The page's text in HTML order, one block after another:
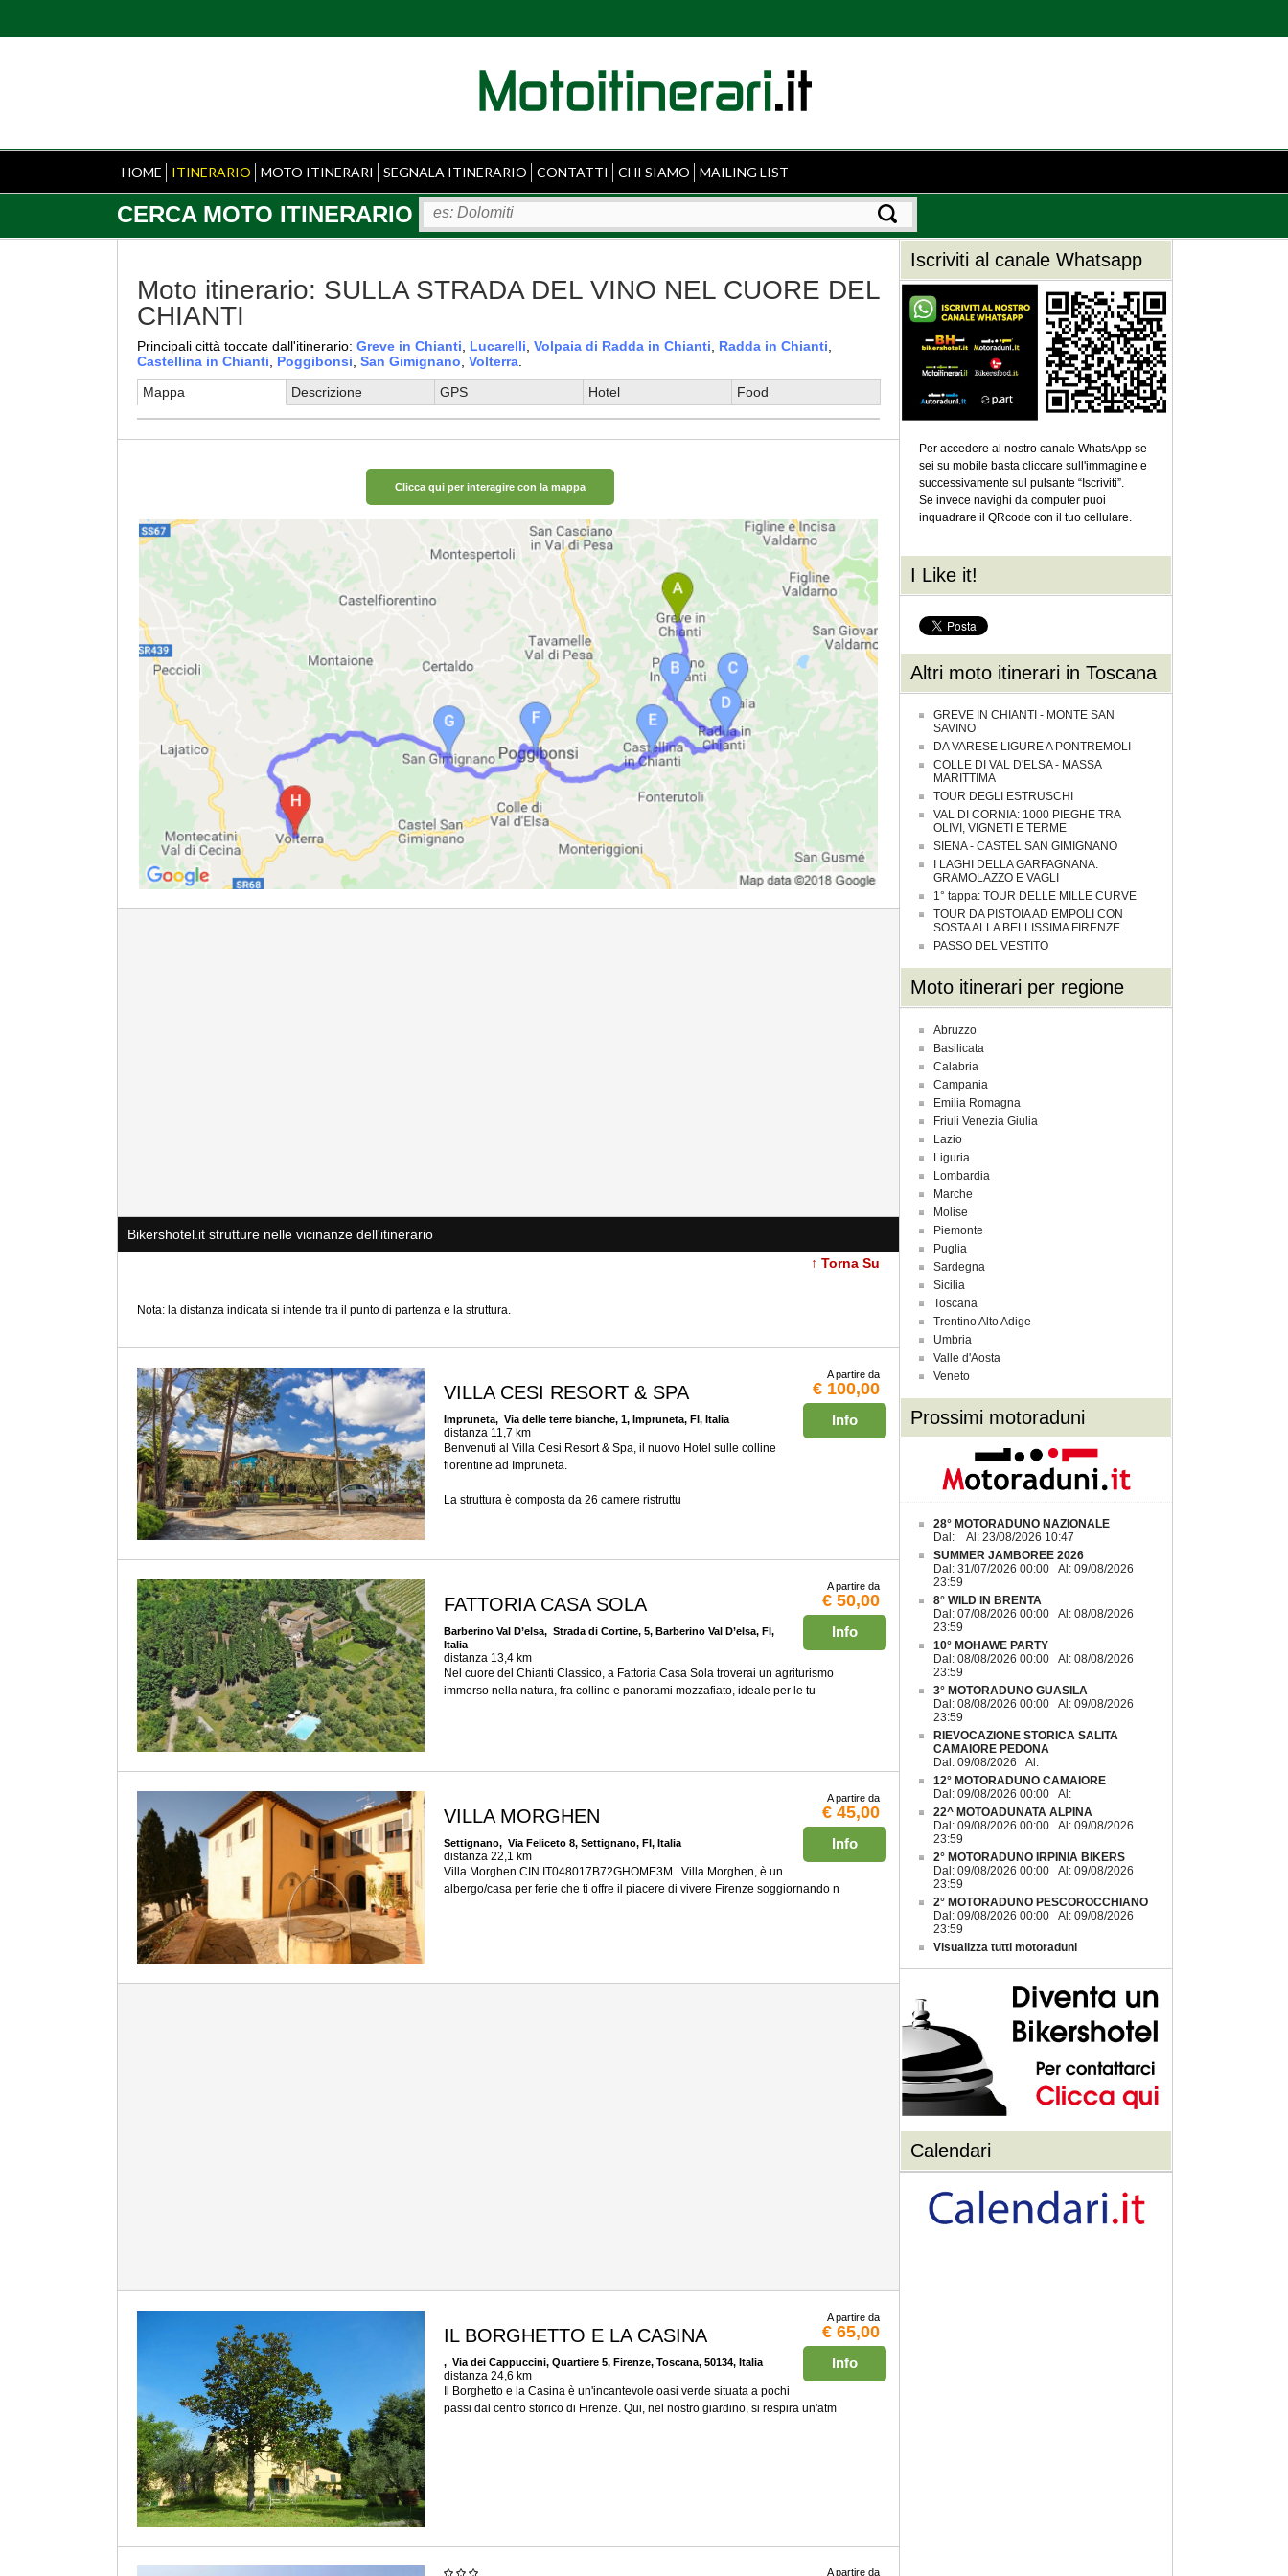
HOME ITINERARIO MOTO ITINERARI SEGNALA ITINERARIO CONTATTI CHI SIAMO MAILING LIST
CERCA MOTO ITINERARIO
Moto itinerario: SULLA STRADA DEL VINO NEL CUORE DEL
CHIANTI
Principali città toccate dall'itinerario: Greve in Chianti Lucarelli Volpaia di Radda in Chianti Radda in Chianti
Castellina in Chianti
Poggibonsi San Gimignano Volterra
Mappa
Descrizione GPS Hotel Food
Clicca qui per interagire con la mappa
Bikershotel.it strutture nelle vicinanze dell'itinerario
↑ Torna Su
Nota: la distanza indicata si intende tra il punto di partenza e la struttura.
A partire da
€ 100,00
Info
VILLA CESI RESORT & SPA
Impruneta, Via delle terre bianche, 1, Impruneta, FI, Italia
distanza 11,7 km
Benvenuti al Villa Cesi Resort & Spa, il nuovo Hotel sulle colline
fiorentine ad Impruneta.
La struttura è composta da 26 camere ristruttu
A partire da
€ 50,00
Info
FATTORIA CASA SOLA
Barberino Val D’elsa, Strada di Cortine, 5, Barberino Val D’elsa, FI,
Italia
distanza 13,4 km
Nel cuore del Chianti Classico, a Fattoria Casa Sola troverai un agriturismo
immerso nella natura, fra colline e panorami mozzafiato, ideale per le tu
A partire da
€ 45,00
Info
VILLA MORGHEN
Settignano, Via Feliceto 8, Settignano, FI, Italia
distanza 22,1 km
Villa Morghen CIN IT048017B72GHOME3M Villa Morghen, è un
albergo/casa per ferie che ti offre il piacere di vivere Firenze soggiornando n
A partire da
€ 65,00
Info
IL BORGHETTO E LA CASINA
, Via dei Cappuccini, Quartiere 5, Firenze, Toscana, 50134, Italia
distanza 24,6 km
Il Borghetto e la Casina è un'incantevole oasi verde situata a pochi
passi dal centro storico di Firenze. Qui, nel nostro giardino, si respira un'atm
A partire da
Iscriviti al canale Whatsapp
Per accedere al nostro canale WhatsApp se
sei su mobile basta cliccare sull'immagine e
successivamente sul pulsante “Iscriviti”.
Se invece navighi da computer puoi
inquadrare il QRcode con il tuo cellulare.
I Like it!
Altri moto itinerari in Toscana
GREVE IN CHIANTI - MONTE SAN
SAVINO
DA VARESE LIGURE A PONTREMOLI
COLLE DI VAL D'ELSA - MASSA
MARITTIMA
TOUR DEGLI ESTRUSCHI
VAL DI CORNIA: 1000 PIEGHE TRA
OLIVI, VIGNETI E TERME
SIENA - CASTEL SAN GIMIGNANO
I LAGHI DELLA GARFAGNANA:
GRAMOLAZZO E VAGLI
1° tappa: TOUR DELLE MILLE CURVE
TOUR DA PISTOIA AD EMPOLI CON
SOSTA ALLA BELLISSIMA FIRENZE
PASSO DEL VESTITO
Moto itinerari per regione
Abruzzo
Basilicata
Calabria
Campania
Emilia Romagna
Friuli Venezia Giulia
Lazio
Liguria
Lombardia
Marche
Molise
Piemonte
Puglia
Sardegna
Sicilia
Toscana
Trentino Alto Adige
Umbria
Valle d'Aosta
Veneto
Prossimi motoraduni
28° MOTORADUNO NAZIONALE
Dal: Al: 23/08/2026 10:47
SUMMER JAMBOREE 2026
Dal: 31/07/2026 00:00 Al: 09/08/2026
23:59
8° WILD IN BRENTA
Dal: 07/08/2026 00:00 Al: 08/08/2026
23:59
10° MOHAWE PARTY
Dal: 08/08/2026 00:00 Al: 08/08/2026
23:59
3° MOTORADUNO GUASILA
Dal: 08/08/2026 00:00 Al: 09/08/2026
23:59
RIEVOCAZIONE STORICA SALITA
CAMAIORE PEDONA
Dal: 09/08/2026 Al:
12° MOTORADUNO CAMAIORE
Dal: 09/08/2026 00:00 Al:
22^ MOTOADUNATA ALPINA
Dal: 09/08/2026 00:00 Al: 09/08/2026
23:59
2° MOTORADUNO IRPINIA BIKERS
Dal: 09/08/2026 00:00 Al: 09/08/2026
23:59
2° MOTORADUNO PESCOROCCHIANO
Dal: 09/08/2026 00:00 Al: 09/08/2026
23:59
Visualizza tutti motoraduni
Calendari